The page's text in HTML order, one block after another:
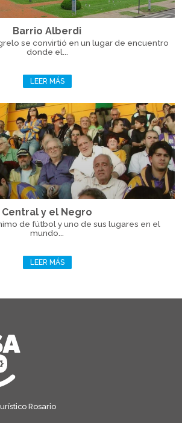
Barrio Alberdi
se convirtió en un lugar de encuentro
donde el...
LEER MÁS
Central y el Negro
de fútbol y uno de sus lugares en el
mundo...
LEER MÁS
Rosario